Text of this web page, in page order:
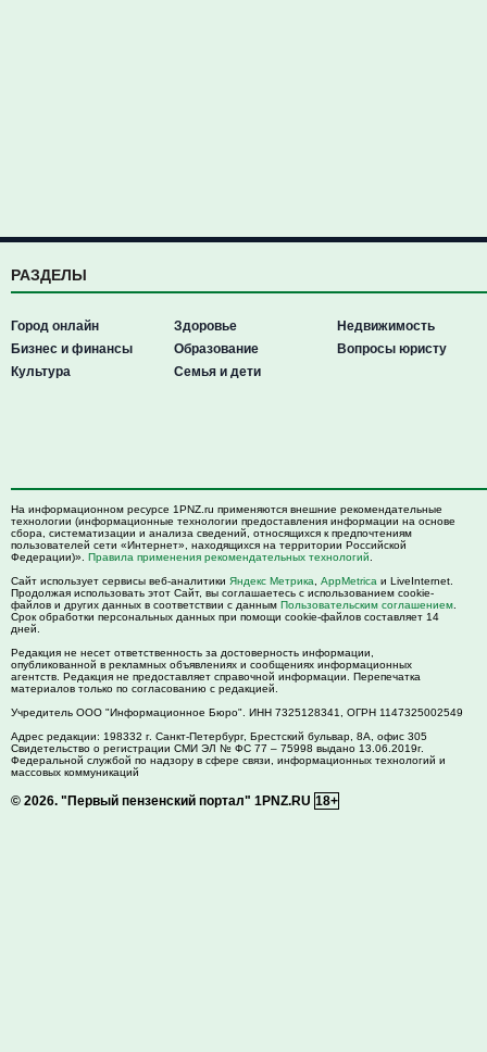
РАЗДЕЛЫ
Город онлайн
Бизнес и финансы
Культура
Здоровье
Образование
Семья и дети
Недвижимость
Вопросы юристу
На информационном ресурсе 1PNZ.ru применяются внешние рекомендательные
технологии (информационные технологии предоставления информации на основе
сбора, систематизации и анализа сведений, относящихся к предпочтениям
пользователей сети «Интернет», находящихся на территории Российской
Федерации)». Правила применения рекомендательных технологий
Сайт использует сервисы веб-аналитики Яндекс Метрика AppMetrica и LiveInternet.
Продолжая использовать этот Сайт, вы соглашаетесь с использованием cookie-
файлов и других данных в соответствии с данным Пользовательским соглашением
Срок обработки персональных данных при помощи cookie-файлов составляет 14
дней.
Редакция не несет ответственность за достоверность информации,
опубликованной в рекламных объявлениях и сообщениях информационных
агентств. Редакция не предоставляет справочной информации. Перепечатка
материалов только по согласованию с редакцией.
Учредитель ООО "Информационное Бюро". ИНН 7325128341, ОГРН 1147325002549
Адрес редакции: 198332 г. Санкт-Петербург, Брестский бульвар, 8А, офис 305
Свидетельство о регистрации СМИ ЭЛ № ФС 77 – 75998 выдано 13.06.2019г.
Федеральной службой по надзору в сфере связи, информационных технологий и
массовых коммуникаций
© 2026. "Первый пензенский портал" 1PNZ.RU 18+